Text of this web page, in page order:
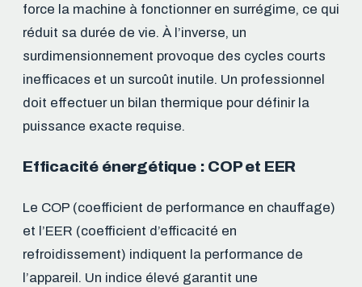
force la machine à fonctionner en surrégime, ce qui
réduit sa durée de vie. À l’inverse, un
surdimensionnement provoque des cycles courts
inefficaces et un surcoût inutile. Un professionnel
doit effectuer un bilan thermique pour définir la
puissance exacte requise.
Efficacité énergétique : COP et EER
Le COP (coefficient de performance en chauffage)
et l’EER (coefficient d’efficacité en
refroidissement) indiquent la performance de
l’appareil. Un indice élevé garantit une